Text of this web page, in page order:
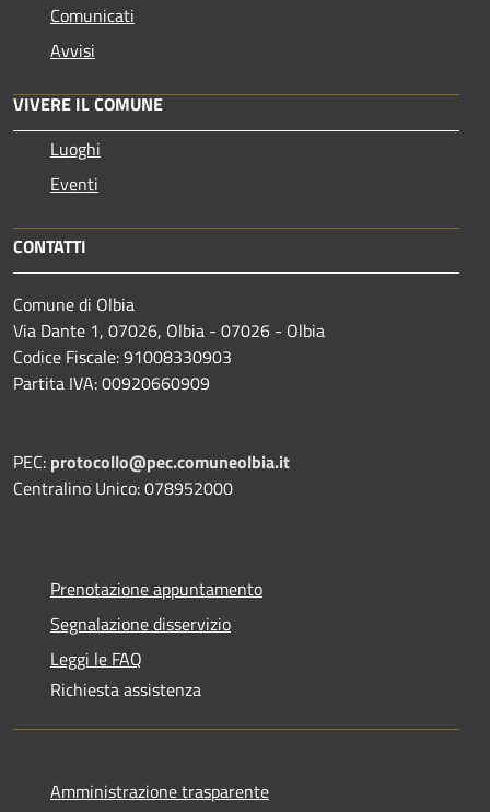
Comunicati
Avvisi
VIVERE IL COMUNE
Luoghi
Eventi
CONTATTI
Comune di Olbia
Via Dante 1, 07026, Olbia - 07026 - Olbia
Codice Fiscale: 91008330903
Partita IVA: 00920660909
PEC: protocollo@pec.comuneolbia.it
Centralino Unico: 078952000
Prenotazione appuntamento
Segnalazione disservizio
Leggi le FAQ
Richiesta assistenza
Amministrazione trasparente